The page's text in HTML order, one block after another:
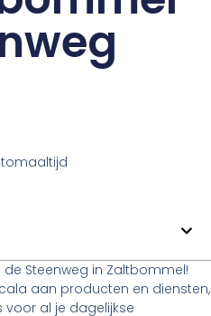
Steenweg in Zaltbommel!
aan producten en diensten,
al je dagelijkse